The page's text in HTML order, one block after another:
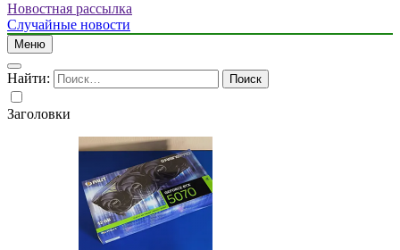
Новостная рассылка
Случайные новости
Меню
Найти:
Заголовки